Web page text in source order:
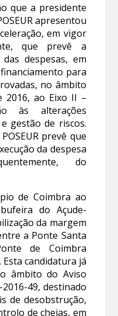
que a presidente
apresentou
em vigor
que prevê a
despesas, em
para
no âmbito
2016, ao Eixo II –
às alterações
gestão de riscos.
prevê que
da despesa
do
de Coimbra ao
do Açude-
da margem
a Ponte Santa
de Coimbra
candidatura já
âmbito do Aviso
2016-49, destinado
de desobstrução,
de cheias, em